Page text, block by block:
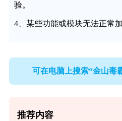
验。
4、某些功能或模块无法正常
可在电脑上搜索“金山毒
推荐内容